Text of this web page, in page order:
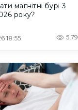
магнітні бурі 3
року?
18:55